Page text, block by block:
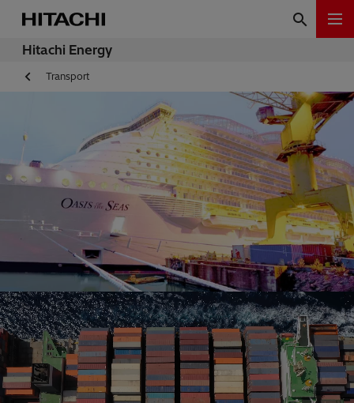
Hitachi Energy
Transport